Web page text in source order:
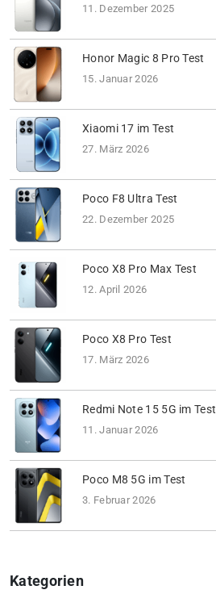
11. Dezember 2025
Honor Magic 8 Pro Test
15. Januar 2026
Xiaomi 17 im Test
27. März 2026
Poco F8 Ultra Test
22. Dezember 2025
Poco X8 Pro Max Test
12. April 2026
Poco X8 Pro Test
17. März 2026
Redmi Note 15 5G im Test
11. Januar 2026
Poco M8 5G im Test
3. Februar 2026
Kategorien